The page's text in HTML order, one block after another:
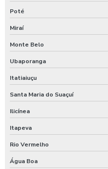
Poté
Miraí
Monte Belo
Ubaporanga
Itatiaiuçu
Santa Maria do Suaçuí
Ilicínea
Itapeva
Rio Vermelho
Água Boa